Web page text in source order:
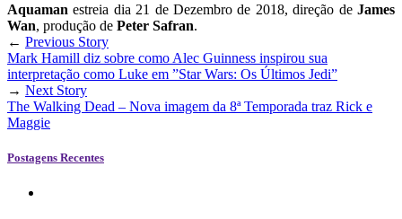
Aquamanestreia dia 21 de Dezembro de 2018, direção deJames
Wan, produção de Peter Safran.
← Previous Story
Mark Hamill diz sobre como Alec Guinness inspirou sua
interpretação como Luke em ”Star Wars: Os Últimos Jedi”
→ Next Story
The Walking Dead – Nova imagem da 8ª Temporada traz Rick e
Maggie
Postagens Recentes